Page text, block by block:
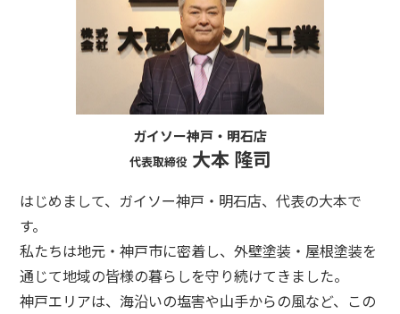
ガイソー神戸・明石店
代表取締役大本 隆司
はじめまして、ガイソー神戸・明石店、代表の大本で
す。
私たちは地元・神戸市に密着し、外壁塗装・屋根塗装を
通じて地域の皆様の暮らしを守り続けてきました。
神戸エリアは、海沿いの塩害や山手からの風など、この